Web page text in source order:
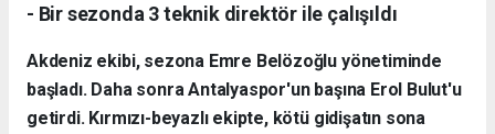
- Bir sezonda 3 teknik direktör ile çalışıldı
Akdeniz ekibi, sezona Emre Belözoğlu yönetiminde
başladı. Daha sonra Antalyaspor'un başına Erol Bulut'u
getirdi. Kırmızı-beyazlı ekipte, kötü gidişatın sona